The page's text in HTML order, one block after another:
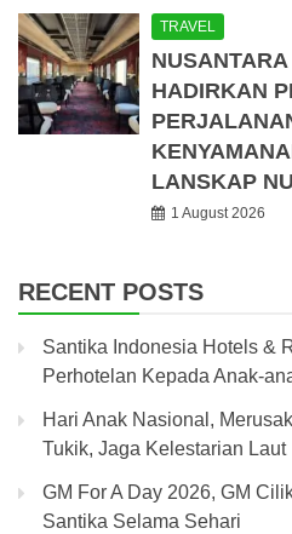
TRAVEL
HADIRKAN
LANSKAP
1 August 2026
RECENT POSTS
Santika Indonesia Hotels &
Perhotelan Kepada Anak-
Hari Anak Nasional,
Tukik, Jaga Kelestarian Laut
GM For A Day 2026, GM
Santika Selama Sehari